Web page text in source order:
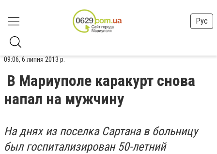
Рус
09:06, 6 липня 2013 р.
В Мариуполе каракурт снова
напал на мужчину
На днях из поселка Сартана в больницу
был госпитализирован 50-летний